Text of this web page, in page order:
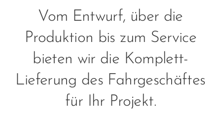
Vom Entwurf, über die
Produktion bis zum Service
bieten wir die Komplett-
Lieferung des Fahrgeschäftes
für Ihr Projekt.